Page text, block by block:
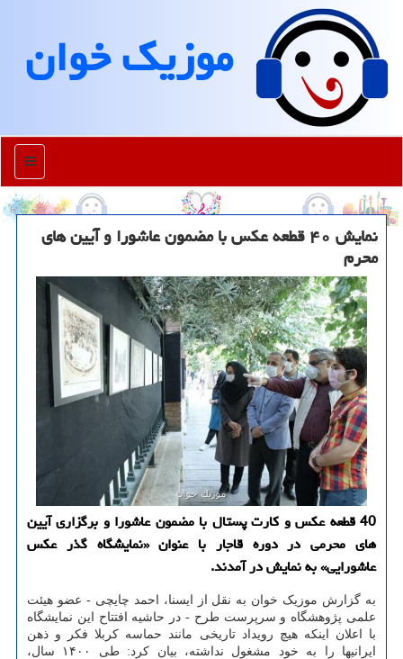
موزیك خوان
منو
نمایش ۴۰ قطعه عكس با مضمون عاشورا و آیین های
محرم
40 قطعه عكس و كارت پستال با مضمون عاشورا و برگزاری آیین
های محرمی در دوره قاجار با عنوان «نمایشگاه گذر عكس
عاشورایی» به نمایش در آمدند.
به گزارش موزیک خوان به نقل از ایسنا، احمد چایچی - عضو هیئت
علمی پژوهشگاه و سرپرست طرح - در حاشیه افتتاح این نمایشگاه
با اعلان اینکه هیچ رویداد تاریخی مانند حماسه کربلا فکر و ذهن
ایرانیها را به خود مشغول نداشته، بیان کرد: طی ۱۴۰۰ سال،